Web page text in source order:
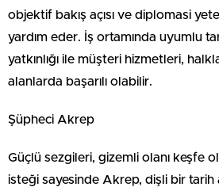
objektif bakış açısı ve diplomasi
yardım eder. İş ortamında uyumlu
yatkınlığı ile müşteri hizmetleri,
alanlarda başarılı olabilir.
Şüpheci Akrep
Güçlü sezgileri, gizemli olanı keşfe
isteği sayesinde Akrep, dişli bir tarih